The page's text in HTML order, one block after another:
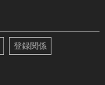
登録関係